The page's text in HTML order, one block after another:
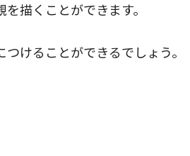
描くことができます。
けることができるでしょう。